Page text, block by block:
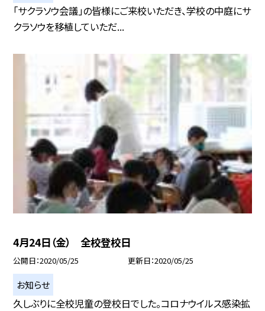
「サクラソウ会議」の皆様にご来校いただき、学校の中庭にサ
クラソウを移植していただ...
4月24日（金） 全校登校日
公開日 2020/05/25 更新日 2020/05/25
お知らせ
久しぶりに全校児童の登校日でした。コロナウイルス感染拡